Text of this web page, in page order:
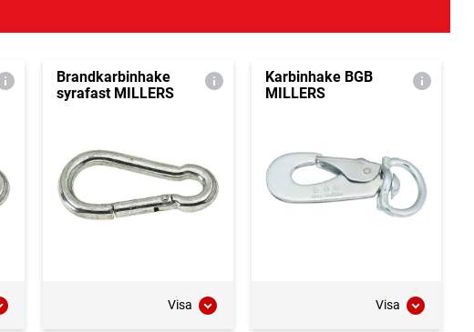
Brandkarbinhake
syrafast MILLERS
Visa
Karbinhake BGB
MILLERS
Visa